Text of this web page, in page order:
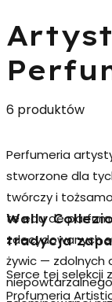
6 produktów
Perfumeria
stworzone dla
twórczy i
teeau de
zdecydowanych
żywic — zdolnych
Wally
tradycja
Serce tej selekcji
Profumeria